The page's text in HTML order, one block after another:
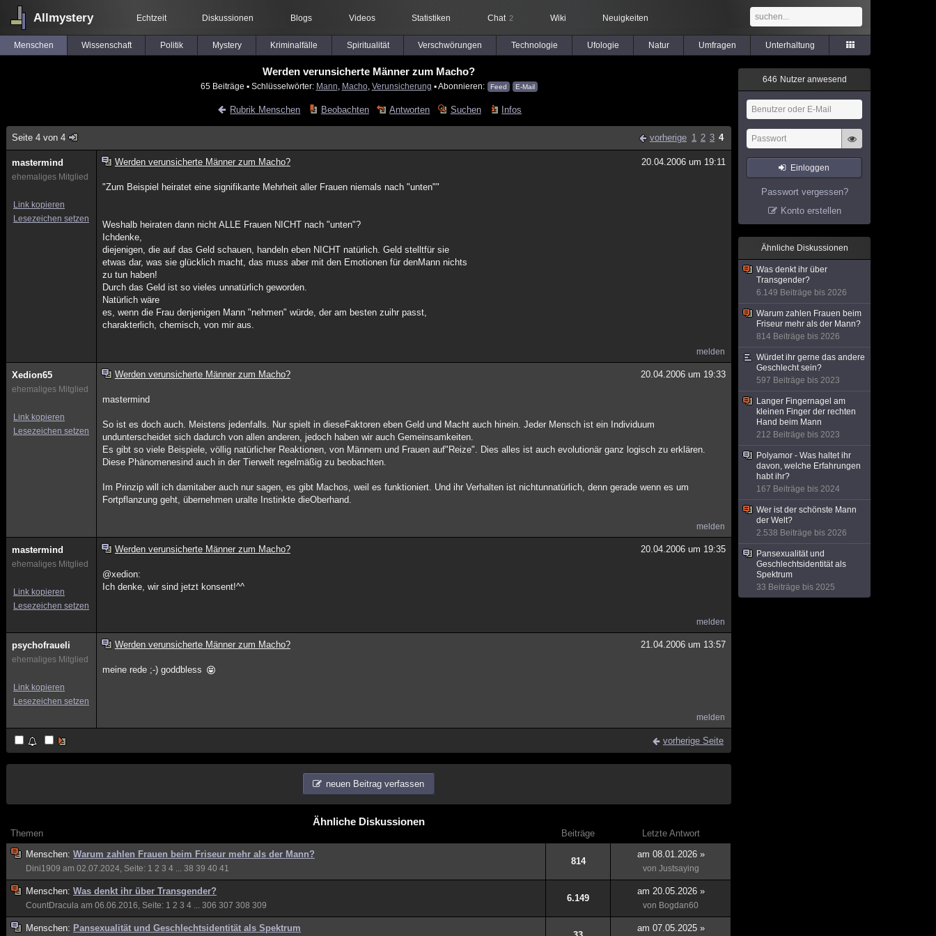
Allmystery Echtzeit Diskussionen Blogs Videos Statistiken Chat 2 Wiki Neuigkeiten
Menschen Wissenschaft Politik Mystery Kriminalfälle Spiritualität Verschwörungen Technologie Ufologie Natur Umfragen Unterhaltung
Werden verunsicherte Männer zum Macho?
65 Beiträge ▪ Schlüsselwörter: Mann Macho, Verunsicherung ▪ Abonnieren: Feed E-Mail
Rubrik Menschen Beobachten Antworten Suchen Infos
Seite 4 von 4 vorherige 1 2 3 4
mastermind
ehemaliges Mitglied
Link kopieren
Lesezeichen setzen
Werden verunsicherte Männer zum Macho? 20.04.2006 um 19:11
"Zum Beispiel heiratet eine signifikante Mehrheit aller Frauen niemals nach "unten""
Weshalb heiraten dann nicht ALLE Frauen NICHT nach "unten"?
Ichdenke,
diejenigen, die auf das Geld schauen, handeln eben NICHT natürlich. Geld stelltfür sie
etwas dar, was sie glücklich macht, das muss aber mit den Emotionen für denMann nichts
zu tun haben!
Durch das Geld ist so vieles unnatürlich geworden.
Natürlich wäre
es, wenn die Frau denjenigen Mann "nehmen" würde, der am besten zuihr passt,
charakterlich, chemisch, von mir aus.
melden
Xedion65
ehemaliges Mitglied
Link kopieren
Lesezeichen setzen
Werden verunsicherte Männer zum Macho? 20.04.2006 um 19:33
mastermind
So ist es doch auch. Meistens jedenfalls. Nur spielt in dieseFaktoren eben Geld und Macht auch hinein. Jeder Mensch ist ein Individuum
undunterscheidet sich dadurch von allen anderen, jedoch haben wir auch Gemeinsamkeiten.
Es gibt so viele Beispiele, völlig natürlicher Reaktionen, von Männern und Frauen auf"Reize". Dies alles ist auch evolutionär ganz logisch zu erklären.
Diese Phänomenesind auch in der Tierwelt regelmäßig zu beobachten.
Im Prinzip will ich damitaber auch nur sagen, es gibt Machos, weil es funktioniert. Und ihr Verhalten ist nichtunnatürlich, denn gerade wenn es um
Fortpflanzung geht, übernehmen uralte Instinkte dieOberhand.
melden
mastermind
ehemaliges Mitglied
Link kopieren
Lesezeichen setzen
Werden verunsicherte Männer zum Macho? 20.04.2006 um 19:35
@xedion:
Ich denke, wir sind jetzt konsent!^^
melden
psychofraueli
ehemaliges Mitglied
Link kopieren
Lesezeichen setzen
Werden verunsicherte Männer zum Macho? 21.04.2006 um 13:57
meine rede ;-) goddbless
melden
vorherige Seite
neuen Beitrag verfassen
Ähnliche Diskussionen
Themen Beiträge
Letzte Antwort
Menschen: Warum zahlen Frauen beim Friseur mehr als der Mann?
Dini1909 am 02.07.2024, Seite: 1 2 3 4 38 39 40 41
814
am 08.01.2026 »
von Justsaying
Menschen: Was denkt ihr über Transgender?
CountDracula am 06.06.2016, Seite: 1 2 3 4 306 307 308 309
6.149
am 20.05.2026 »
von Bogdan60
Menschen: Pansexualität und Geschlechtsidentität als Spektrum am 07.05.2025 »
646 Nutzer anwesend
Einloggen
Passwort vergessen?
Konto erstellen
Ähnliche Diskussionen
Was denkt ihr über
Transgender?
6.149 Beiträge bis 2026
Warum zahlen Frauen beim
Friseur mehr als der Mann?
814 Beiträge bis 2026
Würdet ihr gerne das andere
Geschlecht sein?
597 Beiträge bis 2023
Langer Fingernagel am
kleinen Finger der rechten
Hand beim Mann
212 Beiträge bis 2023
Polyamor - Was haltet ihr
davon, welche Erfahrungen
habt ihr?
167 Beiträge bis 2024
Wer ist der schönste Mann
der Welt?
2.538 Beiträge bis 2026
Pansexualität und
Geschlechtsidentität als
Spektrum
33 Beiträge bis 2025